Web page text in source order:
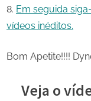
Em seguida
vídeos inéditos.
Bom Apetite!!!!
Veja o